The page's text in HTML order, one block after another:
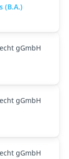
(B.A.)
gGmbH
gGmbH
gGmbH